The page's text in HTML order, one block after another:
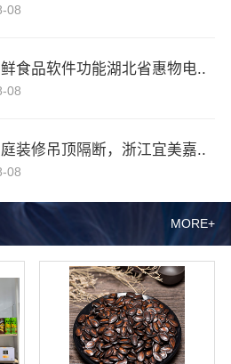
MORE+
08
食品软件功能湖北省惠物电..
08
装修吊顶隔断，浙江宜美嘉..
08